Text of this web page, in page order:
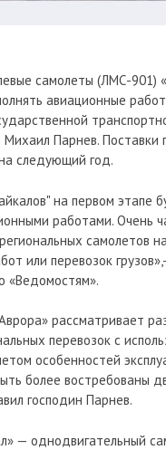
самолеты (ЛМС-901)
авиационные
Парнев. Поставки
следующий год.
на первом этапе
работами. Очень
самолетов
или перевозок
«Ведомостям».
рассматривает
перевозок с
особенностей
более востребованы
господин Парнев.
— однодвигательный